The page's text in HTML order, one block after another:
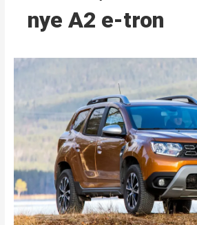
nye A2 e-tron